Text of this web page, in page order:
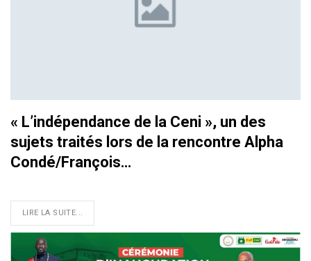
« L’indépendance de la Ceni », un des
sujets traités lors de la rencontre Alpha
Condé/François…
LIRE LA SUITE...